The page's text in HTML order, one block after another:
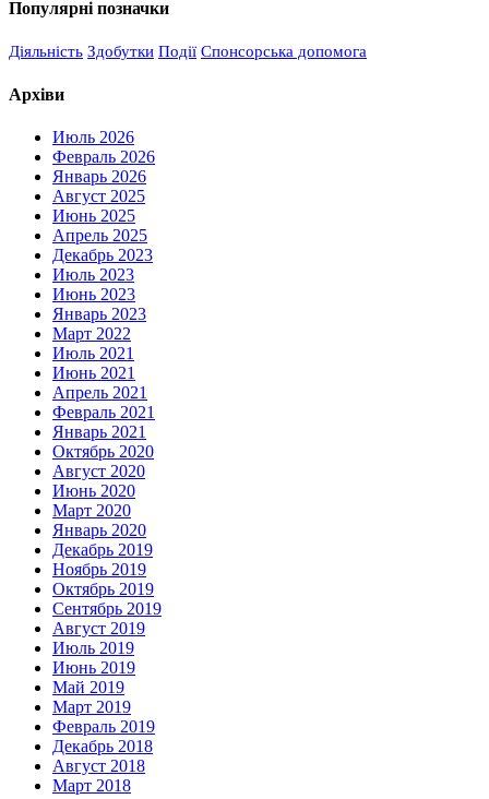
Популярні позначки
Діяльність Здобутки Події Спонсорська допомога
Архіви
Июль 2026
Февраль 2026
Январь 2026
Август 2025
Июнь 2025
Апрель 2025
Декабрь 2023
Июль 2023
Июнь 2023
Январь 2023
Март 2022
Июль 2021
Июнь 2021
Апрель 2021
Февраль 2021
Январь 2021
Октябрь 2020
Август 2020
Июнь 2020
Март 2020
Январь 2020
Декабрь 2019
Ноябрь 2019
Октябрь 2019
Сентябрь 2019
Август 2019
Июль 2019
Июнь 2019
Май 2019
Март 2019
Февраль 2019
Декабрь 2018
Август 2018
Март 2018